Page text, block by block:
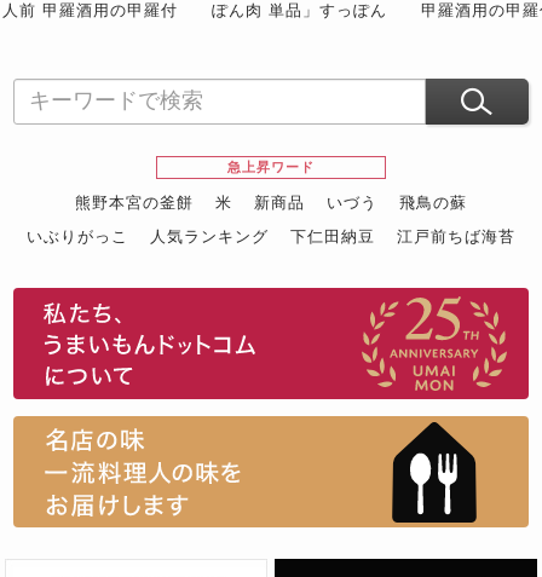
人前 甲羅酒用の甲羅付
ぽん肉 単品」すっぽん
甲羅酒用の甲
急上昇ワード
熊野本宮の釜餅 米 新商品 いづう
飛鳥の蘇
いぶりがっこ
人気ランキング 下仁田納豆
江戸前ちば海苔